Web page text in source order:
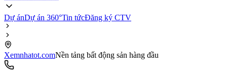
Dự ánDự án 360°Tin tứcĐăng ký CTV
Xemnhatot.comNền tảng bất động sản hàng đầu